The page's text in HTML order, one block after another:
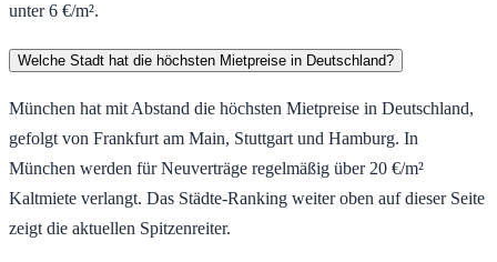
unter 6 €/m².
Welche Stadt hat die höchsten Mietpreise in Deutschland?
München hat mit Abstand die höchsten Mietpreise in Deutschland,
gefolgt von Frankfurt am Main, Stuttgart und Hamburg. In
München werden für Neuverträge regelmäßig über 20 €/m²
Kaltmiete verlangt. Das Städte-Ranking weiter oben auf dieser Seite
zeigt die aktuellen Spitzenreiter.